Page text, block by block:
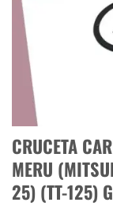
CRUCETA
MERU
25) (TT-125)